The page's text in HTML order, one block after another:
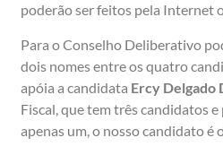
poderão ser feitos pela Internet
Para o Conselho Deliberativo
dois nomes entre os quatro
apóia a candidata Ercy Delgado
Fiscal, que tem três candidatos
apenas um, o nosso candidato é